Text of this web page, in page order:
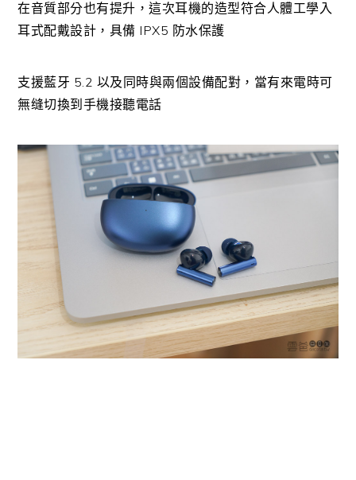
在音質部分也有提升，這次耳機的造型符合人體工學入
耳式配戴設計，具備 IPX5 防水保護
支援藍牙 5.2 以及同時與兩個設備配對，當有來電時可
無缝切換到手機接聽電話